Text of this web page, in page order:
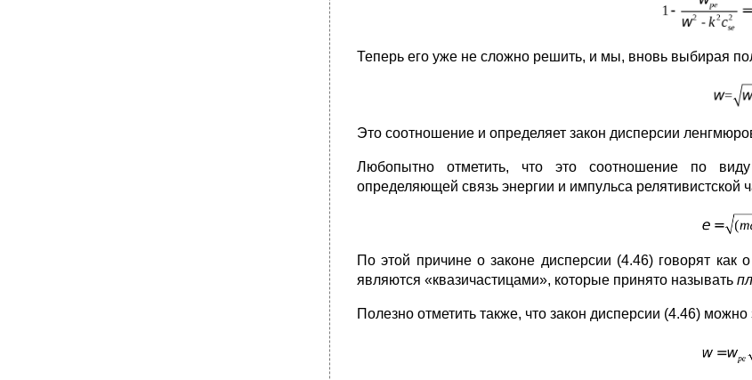
Теперь его уже не сложно решить, и мы, вновь выбирая
Это соотношение и определяет закон дисперсии
Любопытно отметить, что это соотношение по
определяющей связь энергии и импульса релятивистской
По этой причине о законе дисперсии (4.46) говорят
являются «квазичастицами», которые принято называть
Полезно отметить также, что закон дисперсии (4.46) можно